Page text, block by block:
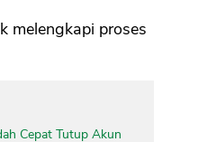
melengkapi proses
Cepat Tutup Akun